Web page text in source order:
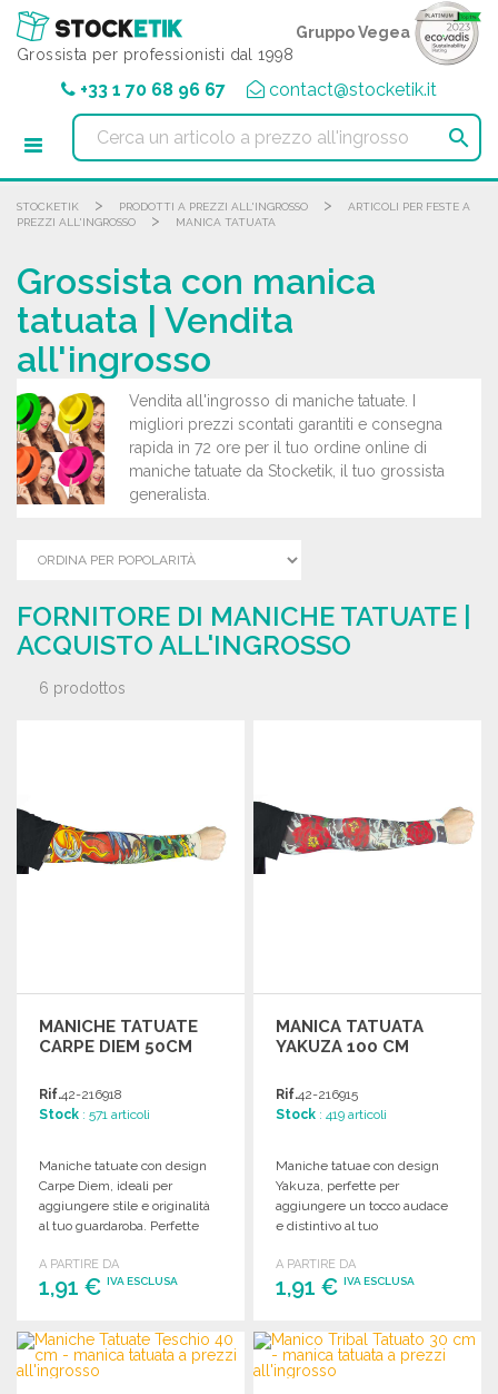
Grossista per professionisti dal 1998
Gruppo Vegea
+33 1 70 68 96 67 contact@stocketik.it

STOCKETIK > PRODOTTI A PREZZI ALL'INGROSSO >
ARTICOLI PER FESTE A
PREZZI ALL'INGROSSO
> MANICA TATUATA
Grossista con manica
tatuata | Vendita
all'ingrosso
Vendita all'ingrosso di maniche tatuate. I
migliori prezzi scontati garantiti e consegna
rapida in 72 ore per il tuo ordine online di
maniche tatuate da Stocketik, il tuo grossista
generalista.
FORNITORE DI MANICHE TATUATE |
ACQUISTO ALL'INGROSSO
6 prodottos
MANICHE TATUATE
CARPE DIEM 50CM
Rif.42-216918
Stock : 571 articoli
Maniche tatuate con design
Carpe Diem, ideali per
aggiungere stile e originalità
al tuo guardaroba. Perfette
A PARTIRE DA
1,91 € IVA ESCLUSA
ORDINARE
Richiedi un preventivo
MANICA TATUATA
YAKUZA 100 CM
Rif.42-216915
Stock : 419 articoli
Maniche tatuae con design
Yakuza, perfette per
aggiungere un tocco audace
e distintivo al tuo
all'ingrosso.
A PARTIRE DA
1,91 €IVA ESCLUSA
ORDINARE
Richiedi un preventivo
Pannello di gestione dei cookies